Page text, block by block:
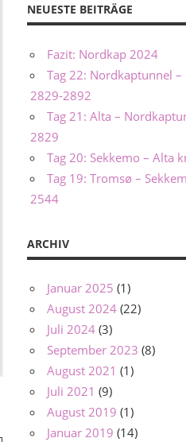
NEUESTE BEITRÄGE
Fazit: Nordkap 2024
Tag 22: Nordkaptunnel
2829-2892
Tag 21: Alta –
2829
Tag 20: Sekkemo – Alta
Tag 19: Tromsø –
2544
ARCHIV
Januar 2025 (1)
August 2024 (22)
Juli 2024 (3)
September 2023 (8)
August 2021 (1)
Juli 2021 (9)
August 2019 (1)
Januar 2019 (14)